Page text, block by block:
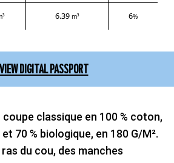
6.39 m³ 6%
VIEW DIGITAL PASSPORT
classique en 100 % coton,
70 % biologique, en 180 G/M².
du cou, des manches